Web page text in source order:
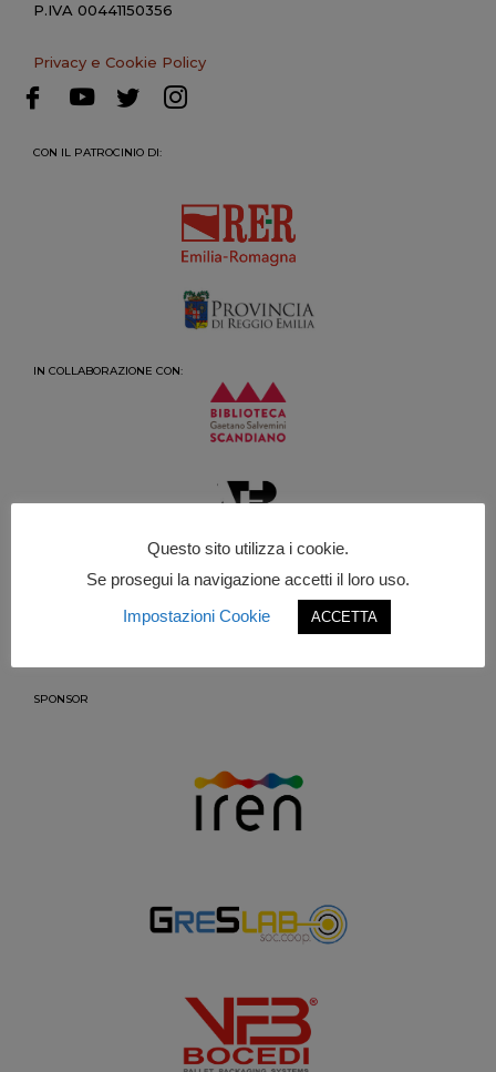
P.IVA 00441150356
Privacy e Cookie Policy
CON IL PATROCINIO DI:
IN COLLABORAZIONE CON:
SPONSOR
Questo sito utilizza i cookie.
Se prosegui la navigazione accetti il loro uso.
Impostazioni Cookie
ACCETTA